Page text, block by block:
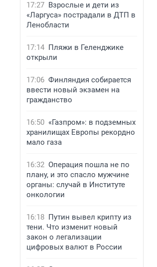
17:27 Взрослые и дети из
«Ларгуса» пострадали в ДТП в
Ленобласти
17:14 Пляжи в Геленджике
открыли
17:06 Финляндия собирается
ввести новый экзамен на
гражданство
16:50 «Газпром»: в подземных
хранилищах Европы рекордно
мало газа
16:32 Операция пошла не по
плану, и это спасло мужчине
органы: случай в Институте
онкологии
16:18 Путин вывел крипту из
тени. Что изменит новый
закон о легализации
цифровых валют в России